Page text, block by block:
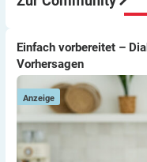
Einfach vorbereitet –
Einfach vorbereitet –
Vorhersagen
Anzeige